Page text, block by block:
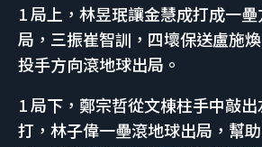
1 局上，林昱珉讓金慧成打成一
局，三振崔智訓，四壞保送盧施
投手方向滾地球出局。
1 局下，鄭宗哲從文棟柱手中敲
打，林子偉一壘滾地球出局，幫